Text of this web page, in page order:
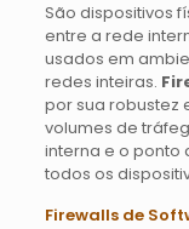
São dispositivos
entre a rede
usados em
redes inteiras.
por sua robustez
volumes de
interna e o ponto
todos os
Firewalls de